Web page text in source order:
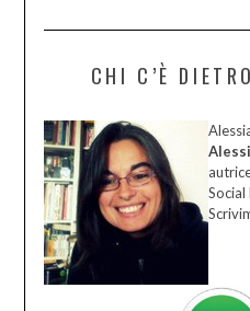
CHI C’È
Social